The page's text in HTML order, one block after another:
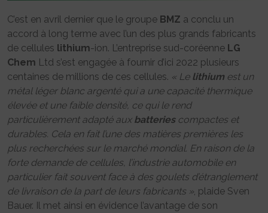
C’est en avril dernier que le groupe BMZ a conclu un
accord à long terme avec l’un des plus grands fabricants
de cellules lithium-ion. L’entreprise sud-coréenne LG
Chem Ltd s’est engagée à fournir d’ici 2022 plusieurs
centaines de millions de ces cellules. « Le lithium est un
métal léger blanc argenté qui a une capacité thermique
élevée et une faible densité, ce qui le rend
particulièrement adapté aux batteriescompactes et
durables. Cela en fait l’une des matières premières les
plus recherchées sur le marché mondial. En raison de la
forte demande de cellules, l’industrie automobile en
particulier fait souvent face à des goulets d’étranglement
de livraison de la part de leurs fabricants », plaide Sven
Bauer. Il met ainsi en évidence l’avantage de son